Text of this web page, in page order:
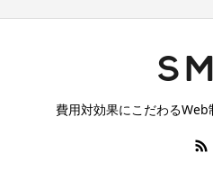
費用対効果にこだわる